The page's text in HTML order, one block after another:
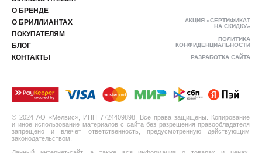
КОНТАКТЫ
ПОКУПАТЕЛЯМ
БЛОГ
О БРЕНДЕ
АКЦИЯ «СЕРТИФИКАТ
НА СКИДКУ»
ПОЛИТИКА
КОНФИДЕНЦИАЛЬНОСТИ
РАЗРАБОТКА САЙТА
© 2024 АО «Мелвис», ИНН 7724409898. Все права защищены. Копирование
и иное использование материалов с сайта без разрешения правообладателя
запрещено и влечет ответственность, предусмотренную действующим
законодательством.
О БРИЛЛИАНТАХ